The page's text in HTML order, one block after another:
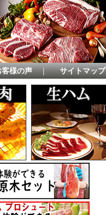
客様の声 ｜ サイトマップ